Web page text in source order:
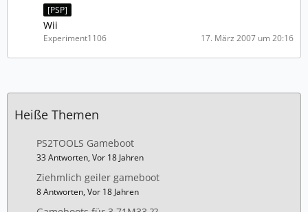
[PSP]
Wii
Experiment1106 17. März 2007 um 20:16
Heiße Themen
PS2TOOLS Gameboot
33 Antworten, Vor 18 Jahren
Ziehmlich geiler gameboot
8 Antworten, Vor 18 Jahren